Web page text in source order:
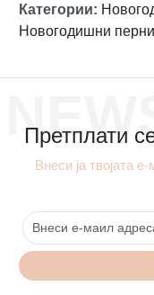
Категории:
Новогодишни
Претплати
Внеси ја твојата